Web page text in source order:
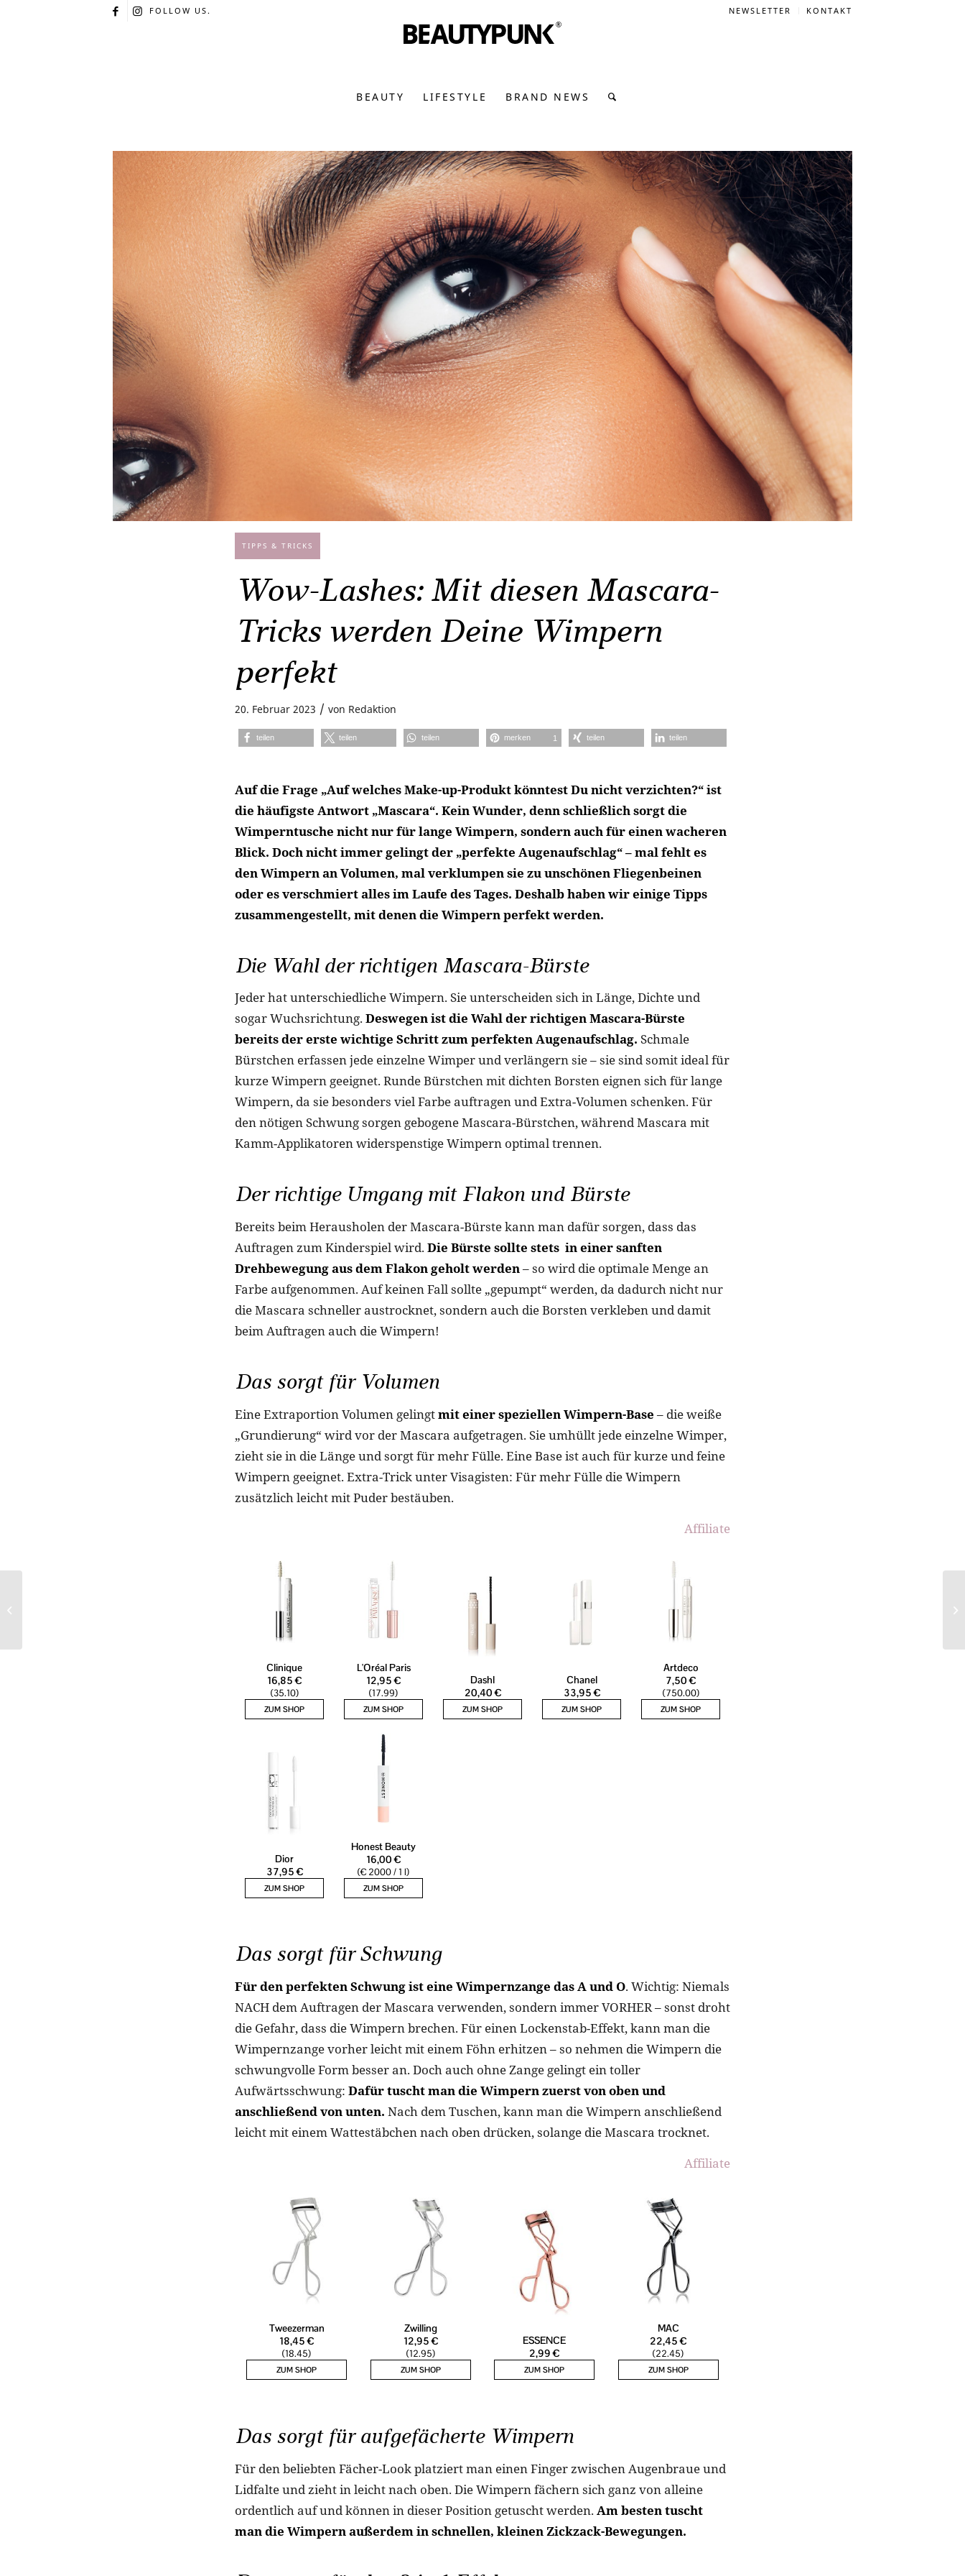
NEWSLETTER KONTAKT
FOLLOW US.
BEAUTY LIFESTYLE BRAND NEWS
TIPPS & TRICKS
Wow-Lashes: Mit diesen Mascara-
Tricks werden Deine Wimpern
perfekt
20. Februar 2023 / von Redaktion
teilen teilen teilen merken 1 teilen teilen
Auf die Frage „Auf welches Make-up-Produkt könntest Du nicht verzichten?“ ist
die häufigste Antwort „Mascara“. Kein Wunder, denn schließlich sorgt die
Wimperntusche nicht nur für lange Wimpern, sondern auch für einen wacheren
Blick. Doch nicht immer gelingt der „perfekte Augenaufschlag“ – mal fehlt es
den Wimpern an Volumen, mal verklumpen sie zu unschönen Fliegenbeinen
oder es verschmiert alles im Laufe des Tages. Deshalb haben wir einige Tipps
zusammengestellt, mit denen die Wimpern perfekt werden.
Die Wahl der richtigen Mascara-Bürste
Jeder hat unterschiedliche Wimpern. Sie unterscheiden sich in Länge, Dichte und
sogar Wuchsrichtung. Deswegen ist die Wahl der richtigen Mascara-Bürste
bereits der erste wichtige Schritt zum perfekten Augenaufschlag. Schmale
Bürstchen erfassen jede einzelne Wimper und verlängern sie – sie sind somit ideal für
kurze Wimpern geeignet. Runde Bürstchen mit dichten Borsten eignen sich für lange
Wimpern, da sie besonders viel Farbe auftragen und Extra-Volumen schenken. Für
den nötigen Schwung sorgen gebogene Mascara-Bürstchen, während Mascara mit
Kamm-Applikatoren widerspenstige Wimpern optimal trennen.
Der richtige Umgang mit Flakon und Bürste
Bereits beim Herausholen der Mascara-Bürste kann man dafür sorgen, dass das
Auftragen zum Kinderspiel wird. Die Bürste sollte stets in einer sanften
Drehbewegung aus dem Flakon geholt werden– so wird die optimale Menge an
Farbe aufgenommen. Auf keinen Fall sollte „gepumpt“ werden, da dadurch nicht nur
die Mascara schneller austrocknet, sondern auch die Borsten verkleben und damit
beim Auftragen auch die Wimpern!
Das sorgt für Volumen
Eine Extraportion Volumen gelingtmit einer speziellen Wimpern-Base – die weiße
„Grundierung“ wird vor der Mascara aufgetragen. Sie umhüllt jede einzelne Wimper,
zieht sie in die Länge und sorgt für mehr Fülle. Eine Base ist auch für kurze und feine
Wimpern geeignet. Extra-Trick unter Visagisten: Für mehr Fülle die Wimpern
zusätzlich leicht mit Puder bestäuben.
Affiliate
Das sorgt für Schwung
Für den perfekten Schwung ist eine Wimpernzange das A und O. Wichtig: Niemals
NACH dem Auftragen der Mascara verwenden, sondern immer VORHER – sonst droht
die Gefahr, dass die Wimpern brechen. Für einen Lockenstab-Effekt, kann man die
Wimpernzange vorher leicht mit einem Föhn erhitzen – so nehmen die Wimpern die
schwungvolle Form besser an. Doch auch ohne Zange gelingt ein toller
Aufwärtsschwung: Dafür tuscht man die Wimpern zuerst von oben und
anschließend von unten. Nach dem Tuschen, kann man die Wimpern anschließend
leicht mit einem Wattestäbchen nach oben drücken, solange die Mascara trocknet.
Affiliate
Das sorgt für aufgefächerte Wimpern
Für den beliebten Fächer-Look platziert man einen Finger zwischen Augenbraue und
Lidfalte und zieht in leicht nach oben. Die Wimpern fächern sich ganz von alleine
ordentlich auf und können in dieser Position getuscht werden. Am besten tuscht
man die Wimpern außerdem in schnellen, kleinen Zickzack-Bewegungen.